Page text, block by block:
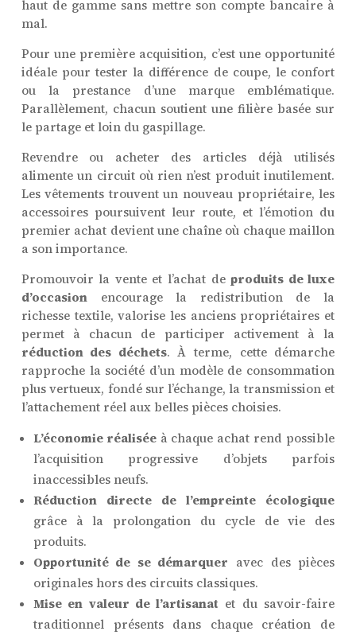
haut de gamme sans mettre son compte bancaire à
mal.
Pour une première acquisition, c’est une opportunité
idéale pour tester la différence de coupe, le confort
ou la prestance d’une marque emblématique.
Parallèlement, chacun soutient une filière basée sur
le partage et loin du gaspillage.
Revendre ou acheter des articles déjà utilisés
alimente un circuit où rien n’est produit inutilement.
Les vêtements trouvent un nouveau propriétaire, les
accessoires poursuivent leur route, et l’émotion du
premier achat devient une chaîne où chaque maillon
a son importance.
Promouvoir la vente et l’achat deproduits de luxe
d’occasionencourage la redistribution de la
richesse textile, valorise les anciens propriétaires et
permet à chacun de participer activement à la
réduction des déchets. À terme, cette démarche
rapproche la société d’un modèle de consommation
plus vertueux, fondé sur l’échange, la transmission et
l’attachement réel aux belles pièces choisies.
L’économie réaliséeà chaque achat rend possible
l’acquisition progressive d’objets parfois
inaccessibles neufs.
Réduction directe de l’empreinte écologique
grâce à la prolongation du cycle de vie des
produits.
Opportunité de se démarquer avec des pièces
originales hors des circuits classiques.
Mise en valeur de l’artisanat et du savoir-faire
traditionnel présents dans chaque création de